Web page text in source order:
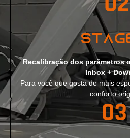
Recalibração dos parâmetros
Inbox +
Para você que gosta de mais
conforto